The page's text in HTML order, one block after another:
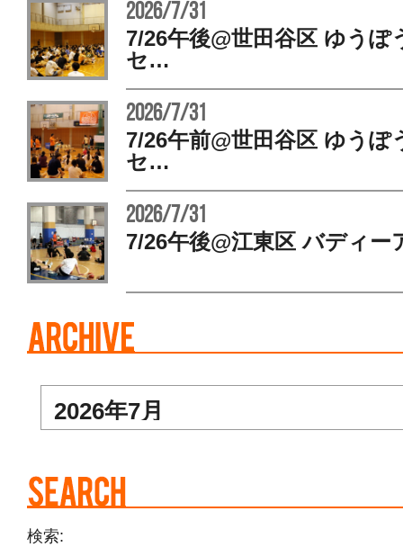
2026/7/31
7/26午後@世田谷区 ゆうぽ
セ…
2026/7/31
7/26午前@世田谷区 ゆうぽ
セ…
2026/7/31
7/26午後@江東区 バディ
検索: